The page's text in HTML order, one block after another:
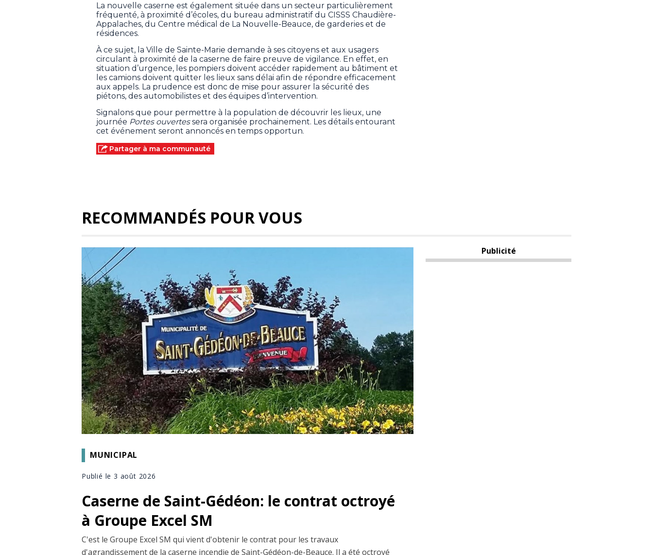
La nouvelle caserne est également située dans un secteur particulièrement
fréquenté, à proximité d’écoles, du bureau administratif du CISSS Chaudière-
Appalaches, du Centre médical de La Nouvelle-Beauce, de garderies et de
résidences.
À ce sujet, la Ville de Sainte-Marie demande à ses citoyens et aux usagers
circulant à proximité de la caserne de faire preuve de vigilance. En effet, en
situation d’urgence, les pompiers doivent accéder rapidement au bâtiment et
les camions doivent quitter les lieux sans délai afin de répondre efficacement
aux appels. La prudence est donc de mise pour assurer la sécurité des
piétons, des automobilistes et des équipes d’intervention.
Signalons que pour permettre à la population de découvrir les lieux, une
journée Portes ouvertessera organisée prochainement. Les détails entourant
cet événement seront annoncés en temps opportun.
Partager à ma communauté
RECOMMANDÉS POUR VOUS
MUNICIPAL
Publié le 3 août 2026
Caserne de Saint-Gédéon: le contrat octroyé
à Groupe Excel SM
C'est le Groupe Excel SM qui vient d'obtenir le contrat pour les travaux
d'agrandissement de la caserne incendie de Saint-Gédéon-de-Beauce. Il a été octroyé
Publicité